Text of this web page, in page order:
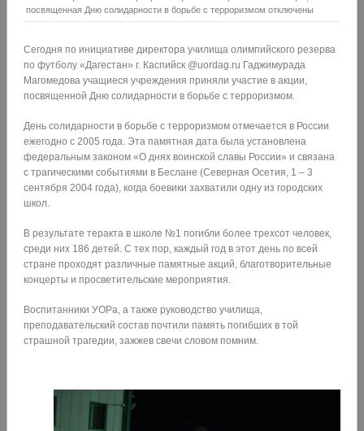
посвященная Дню солидарности в борьбе с терроризмом отключены
Сегодня по инициативе директора училища олимпийского резерва
по футболу «Дагестан» г. Каспийск @uordag.ru Гаджимурада
Магомедова учащиеся учреждения приняли участие в акции,
посвященной Дню солидарности в борьбе с терроризмом.
День солидарности в борьбе с терроризмом отмечается в России
ежегодно с 2005 года. Эта памятная дата была установлена
федеральным законом «О днях воинской славы России» и связана
с трагическими событиями в Беслане (Северная Осетия, 1 – 3
сентября 2004 года), когда боевики захватили одну из городских
школ.
В результате теракта в школе №1 погибли более трехсот человек,
среди них 186 детей. С тех пор, каждый год в этот день по всей
стране проходят различные памятные акций, благотворительные
концерты и просветительские мероприятия.
Воспитанники УОРа, а также руководство училища,
преподавательский состав почтили память погибших в той
страшной трагедии, зажжев свечи словом помним.